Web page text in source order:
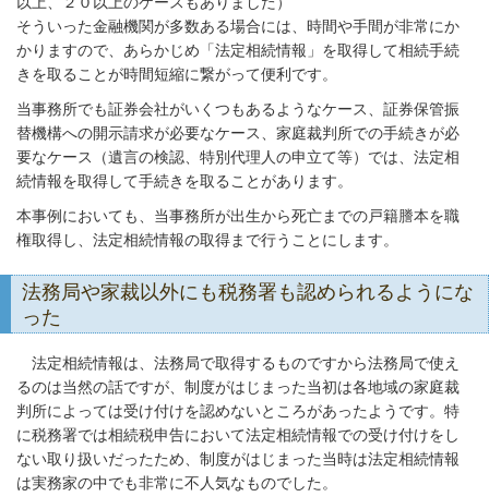
そういった金融機関が多数ある場合には、時間や手間が非常にか
かりますので、あらかじめ「法定相続情報」を取得して相続手続
きを取ることが時間短縮に繋がって便利です。
当事務所でも証券会社がいくつもあるようなケース、証券保管振
替機構への開示請求が必要なケース、家庭裁判所での手続きが必
要なケース（遺言の検認、特別代理人の申立て等）では、法定相
続情報を取得して手続きを取ることがあります。
本事例においても、当事務所が出生から死亡までの戸籍謄本を職
権取得し、法定相続情報の取得まで行うことにします。
法務局や家裁以外にも税務署も認められるようにな
った
法定相続情報は、法務局で取得するものですから法務局で使え
るのは当然の話ですが、制度がはじまった当初は各地域の家庭裁
判所によっては受け付けを認めないところがあったようです。特
に税務署では相続税申告において法定相続情報での受け付けをし
ない取り扱いだったため、制度がはじまった当時は法定相続情報
は実務家の中でも非常に不人気なものでした。